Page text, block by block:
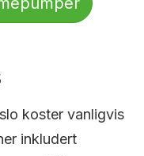
koster vanligvis
inkludert